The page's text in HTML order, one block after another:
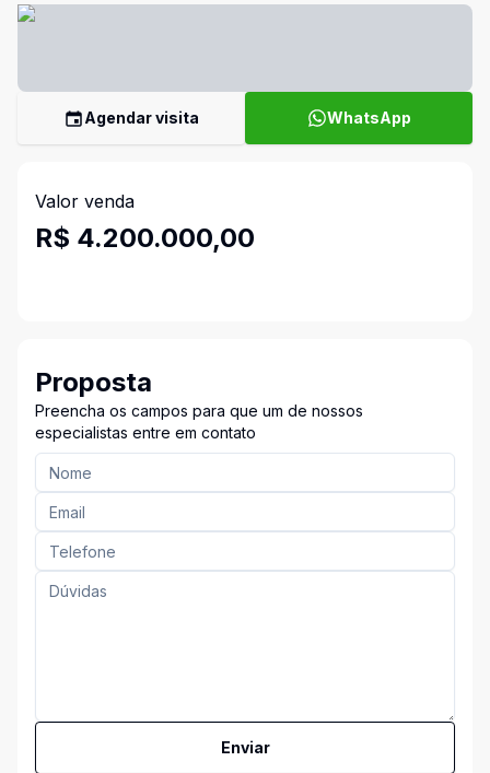
Agendar visita WhatsApp
Valor venda
R$ 4.200.000,00
Proposta
Preencha os campos para que um de nossos
especialistas entre em contato
Enviar